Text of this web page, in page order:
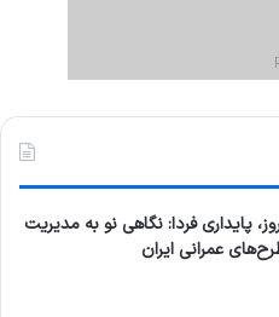
پایداری فردا: نگاهی نو به مدیریت
عمرانی ایران